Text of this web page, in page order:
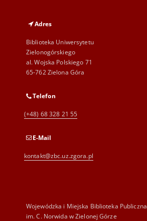
Adres
Biblioteka Uniwersytetu
Zielonogórskiego
al. Wojska Polskiego 71
65-762 Zielona Góra
Telefon
(+48) 68 328 21 55
E-Mail
kontakt@zbc.uz.zgora.pl
Wojewódzka i Miejska Biblioteka Publiczna
im. C. Norwida w Zielonej Górze